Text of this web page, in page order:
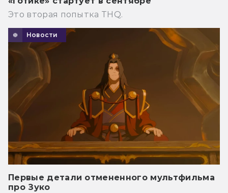
Это вторая попытка THQ.
Новости
Первые детали отмененного мультфильма
про Зуко